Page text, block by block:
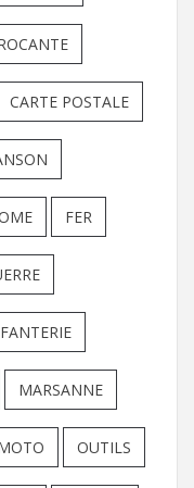
CARTE POSTALE
FER
MARSANNE
OUTILS